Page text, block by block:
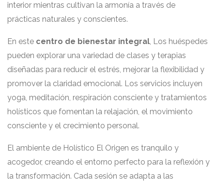
interior mientras cultivan la armonía a través de
prácticas naturales y conscientes.
En este centro de bienestar integral, Los huéspedes
pueden explorar una variedad de clases y terapias
diseñadas para reducir el estrés, mejorar la flexibilidad y
promover la claridad emocional. Los servicios incluyen
yoga, meditación, respiración consciente y tratamientos
holísticos que fomentan la relajación, el movimiento
consciente y el crecimiento personal.
El ambiente de Holístico El Origen es tranquilo y
acogedor, creando el entorno perfecto para la reflexión y
la transformación. Cada sesión se adapta a las